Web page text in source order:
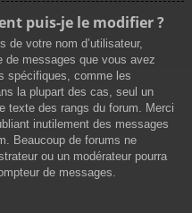
puis-je le modifier ?
de votre nom d’utilisateur,
de messages que vous avez
spécifiques, comme les
la plupart des cas, seul un
texte des rangs du forum. Merci
inutilement des messages
Beaucoup de forums ne
ou un modérateur pourra
de messages.